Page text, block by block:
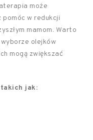
może
pomóc w redukcji
mamom. Warto
olejków
mogą zwiększać
jak: